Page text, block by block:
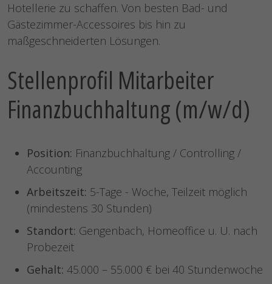
Hotellerie zu schaffen. Von besten Bad- und
Gästezimmer-Accessoires bis hin zu
maßgeschneiderten Lösungen.
Stellenprofil Mitarbeiter
Finanzbuchhaltung (m/w/d)
Position: Finanzbuchhaltung / Controlling /
Accounting
Arbeitszeit: 5-Tage - Woche, Teilzeit möglich
(mindestens 30 Stunden)
Standort: Gengenbach, Homeoffice u. U. nach
Probezeit
Gehalt: 45.000 – 55.000 € bei 40 Stundenwoche